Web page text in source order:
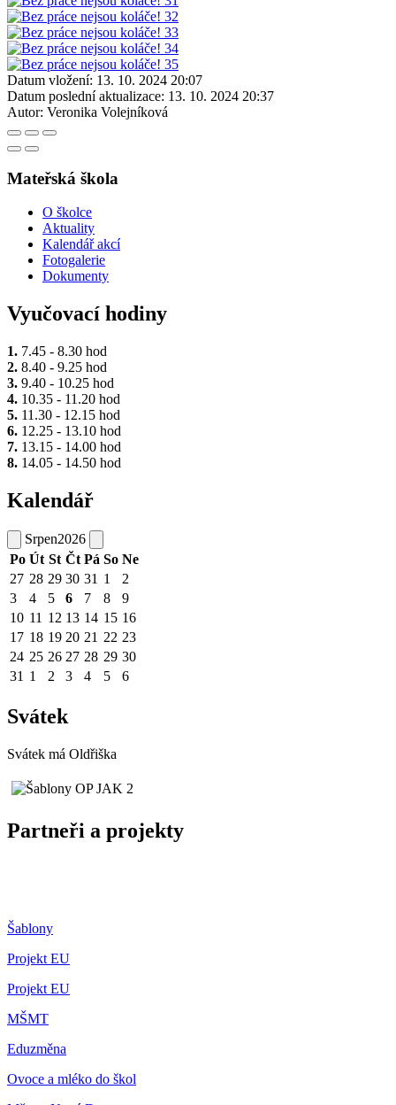
Datum vložení: 13. 10. 2024 20:07
Datum poslední aktualizace: 13. 10. 2024 20:37
Autor: Veronika Volejníková
Mateřská škola
O školce
Aktuality
Kalendář akcí
Fotogalerie
Dokumenty
Vyučovací hodiny
1. 7.45 - 8.30 hod
2. 8.40 - 9.25 hod
3. 9.40 - 10.25 hod
4. 10.35 - 11.20 hod
5. 11.30 - 12.15 hod
6. 12.25 - 13.10 hod
7. 13.15 - 14.00 hod
8. 14.05 - 14.50 hod
Kalendář
Srpen2026
Po Út St Čt Pá So Ne
27 28 29 30 31 1
2
3
4 5 6 7 8
9
10 11 12 13 14 15 16
17 18 19 20 21 22 23
24 25 26 27 28 29 30
31 1 2 3 4 5 6
Svátek
Svátek má Oldřiška
Partneři a projekty
Šablony
Projekt EU
Projekt EU
MŠMT
Eduzměna
Ovoce a mléko do škol